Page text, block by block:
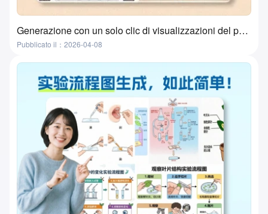
Generazione con un solo clic di visualizzazioni del patrimonio culturale immateriale tramite AI? Questo strumento lo fa davvero!
Pubblicato il：2026-04-08